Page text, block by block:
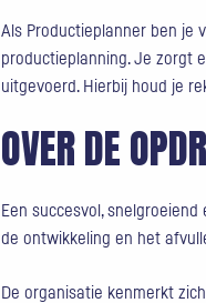
Als Productieplanner ben je
productieplanning. Je zorgt
uitgevoerd. Hierbij houd je
OVER DE
Een succesvol,
de ontwikkeling en het
De organisatie kenmerkt